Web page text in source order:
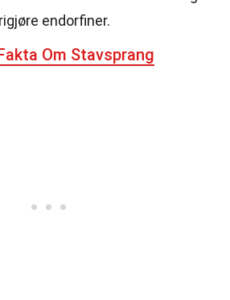
endorfiner.
Om Stavsprang